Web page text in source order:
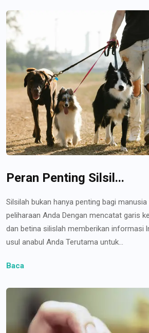
Peran Penting Silsil...
Silsilah bukan hanya penting bagi
peliharaan Anda Dengan mencatat garis
dan betina silislah memberikan informasi
usul anabul Anda Terutama untuk...
Baca